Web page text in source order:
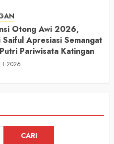
Otong Awi 2026,
Saiful Apresiasi Semangat
Pariwisata Katingan
2026
CARI